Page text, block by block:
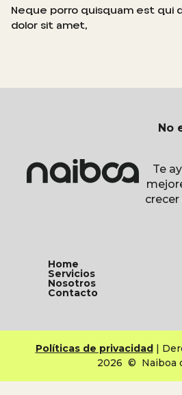
Neque porro quisquam est qui
dolor sit amet,
No
Te
Home
Servicios
Nosotros
Contacto
Políticas de privacidad|
2026 © Naiboa